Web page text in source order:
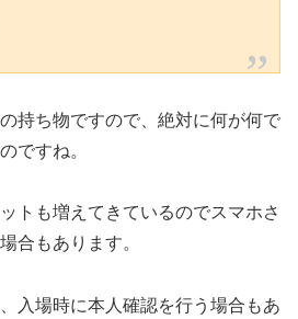
持ち物ですので、絶対に何が何で
ですね。
トも増えてきているのでスマホさ
合もあります。
入場時に本人確認を行う場合もあ